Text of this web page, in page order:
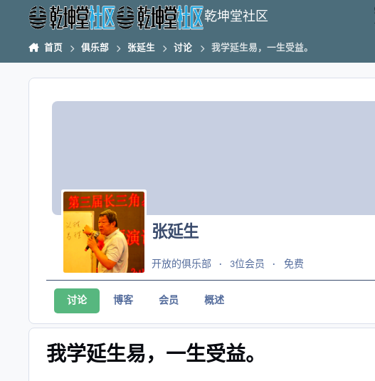
跳转到帖子
乾坤堂社区
首页 俱乐部 张延生 讨论 我学延生易，一生受益。
张延生
开放的俱乐部 3位会员 免费
讨论 博客 会员 概述
我学延生易，一生受益。